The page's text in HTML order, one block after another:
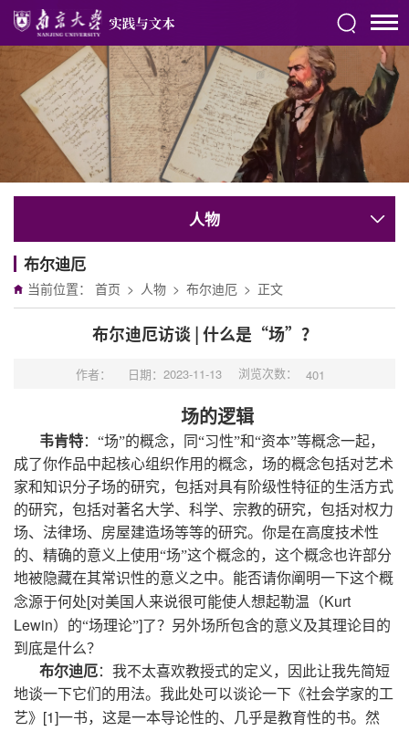
人物
布尔迪厄
当前位置： 首页 > 人物 > 布尔迪厄 > 正文
布尔迪厄访谈 | 什么是“场”？
作者： 日期：2023-11-13 浏览次数： 401
场的逻辑
韦肯特：“场”的概念，同“习性”和“资本”等概念一起，
成了你作品中起核心组织作用的概念，场的概念包括对艺术
家和知识分子场的研究，包括对具有阶级性特征的生活方式
的研究，包括对著名大学、科学、宗教的研究，包括对权力
场、法律场、房屋建造场等等的研究。你是在高度技术性
的、精确的意义上使用“场”这个概念的，这个概念也许部分
地被隐藏在其常识性的意义之中。能否请你阐明一下这个概
念源于何处[对美国人来说很可能使人想起勒温（Kurt
Lewin）的“场理论”]了？另外场所包含的意义及其理论目的
到底是什么？
布尔迪厄：我不太喜欢教授式的定义，因此让我先简短
地谈一下它们的用法。我此处可以谈论一下《社会学家的工
艺》 [1]一书，这是一本导论性的、几乎是教育性的书。然